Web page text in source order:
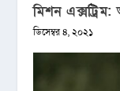
মিশন
ডিসেম্বর ৪, ২০২১